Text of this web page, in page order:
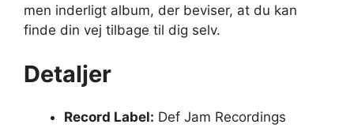
men inderligt album, der beviser, at du kan
finde din vej tilbage til dig selv.
Detaljer
Record Label: Def Jam Recordings